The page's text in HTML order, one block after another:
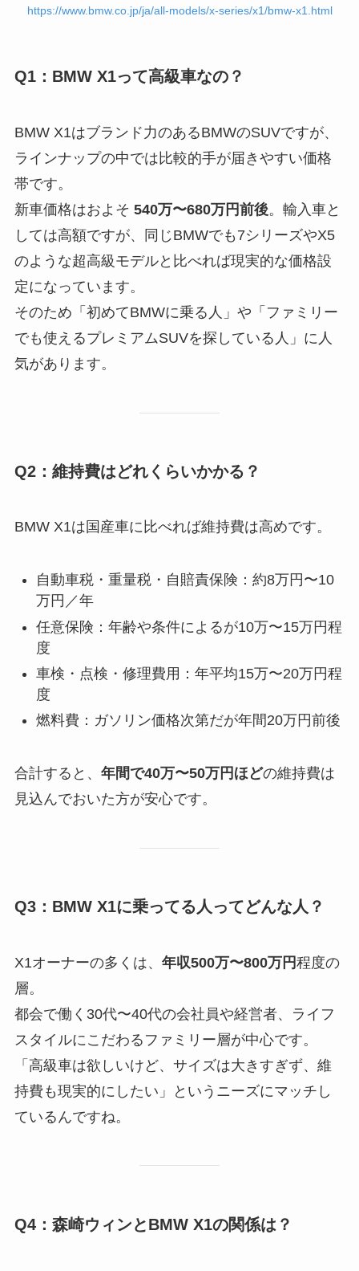
https://www.bmw.co.jp/ja/all-models/x-series/x1/bmw-x1.html
Q1：BMW X1って高級車なの？
BMW X1はブランド力のあるBMWのSUVですが、
ラインナップの中では比較的手が届きやすい価格
帯です。
新車価格はおよそ 540万〜680万円前後。輸入車と
しては高額ですが、同じBMWでも7シリーズやX5
のような超高級モデルと比べれば現実的な価格設
定になっています。
そのため「初めてBMWに乗る人」や「ファミリー
でも使えるプレミアムSUVを探している人」に人
気があります。
Q2：維持費はどれくらいかかる？
BMW X1は国産車に比べれば維持費は高めです。
自動車税・重量税・自賠責保険：約8万円〜10
万円／年
任意保険：年齢や条件によるが10万〜15万円程
度
車検・点検・修理費用：年平均15万〜20万円程
度
燃料費：ガソリン価格次第だが年間20万円前後
合計すると、 年間で40万〜50万円ほどの維持費は
見込んでおいた方が安心です。
Q3：BMW X1に乗ってる人ってどんな人？
X1オーナーの多くは、 年収500万〜800万円程度の
層。
都会で働く30代〜40代の会社員や経営者、ライフ
スタイルにこだわるファミリー層が中心です。
「高級車は欲しいけど、サイズは大きすぎず、維
持費も現実的にしたい」というニーズにマッチし
ているんですね。
Q4：森崎ウィンとBMW X1の関係は？